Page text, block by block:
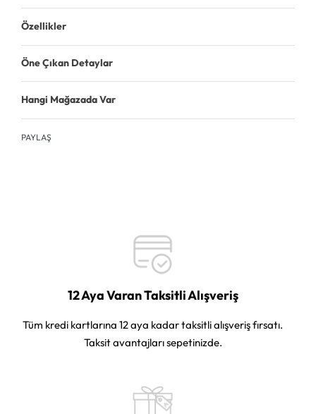
Özellikler
Öne Çıkan Detaylar
Hangi Mağazada Var
PAYLAŞ
12 Aya Varan Taksitli Alışveriş
Tüm kredi kartlarına 12 aya kadar taksitli alışveriş fırsatı.
Taksit avantajları sepetinizde.